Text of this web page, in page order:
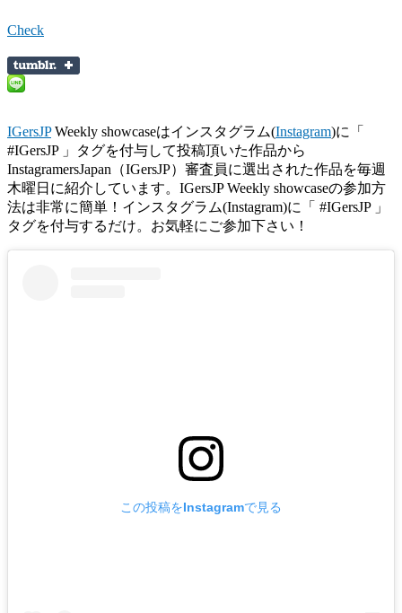
Check
IGersJPWeekly showcaseはインスタグラム(Instagram)に「
#IGersJP 」タグを付与して投稿頂いた作品から
InstagramersJapan（IGersJP）審査員に選出された作品を毎週
木曜日に紹介しています。IGersJP Weekly showcaseの参加方
法は非常に簡単！インスタグラム(Instagram)に「 #IGersJP 」
タグを付与するだけ。お気軽にご参加下さい！
この投稿をInstagramで見る